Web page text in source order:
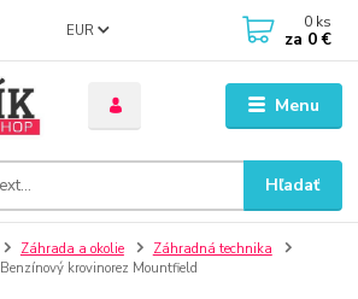
Menu
EUR
Hľadať
0 ks
za 0 €
Záhrada a okolie
Záhradná technika
Benzínový krovinorez Mountfield